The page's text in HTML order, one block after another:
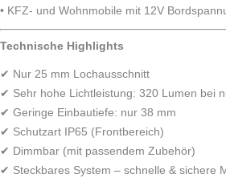
• KFZ- und Wohnmobile mit 12V
Technische Highlights
✔ Nur 25 mm Lochausschnitt
✔ Sehr hohe Lichtleistung: 320 Lumen bei
✔ Geringe Einbautiefe: nur 38 mm
✔ Schutzart IP65 (Frontbereich)
✔ Dimmbar (mit passendem Zubehör)
✔ Steckbares System – schnelle & sichere